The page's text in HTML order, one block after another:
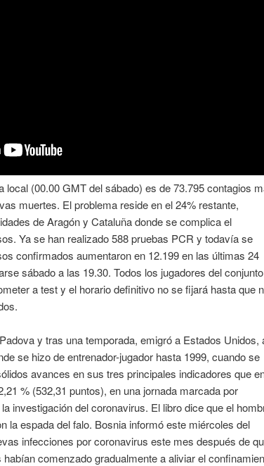
local (00.00 GMT del sábado) es de 73.795 contagios
muertes. El problema reside en el 24% restante,
de Aragón y Cataluña donde se complica el
Ya se han realizado 588 pruebas PCR y todavía se
confirmados aumentaron en 12.199 en las últimas 24
sábado a las 19.30. Todos los jugadores del
a test y el horario definitivo no se fijará hasta que
y tras una temporada, emigró a Estados Unidos,
se hizo de entrenador-jugador hasta 1999, cuando se
avances en sus tres principales indicadores que
% (532,31 puntos), en una jornada marcada por
investigación del coronavirus. El libro dice que el
la espada del falo. Bosnia informó este miércoles del
infecciones por coronavirus este mes después de
comenzado gradualmente a aliviar el